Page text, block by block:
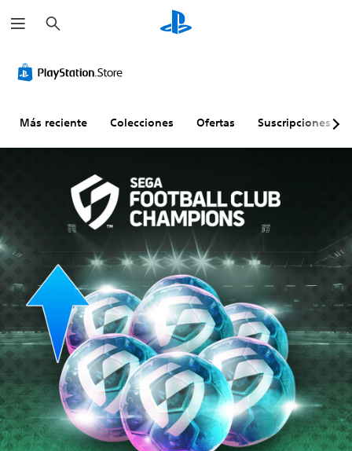
u
s
r
Más reciente Colecciones Ofertas Suscripciones